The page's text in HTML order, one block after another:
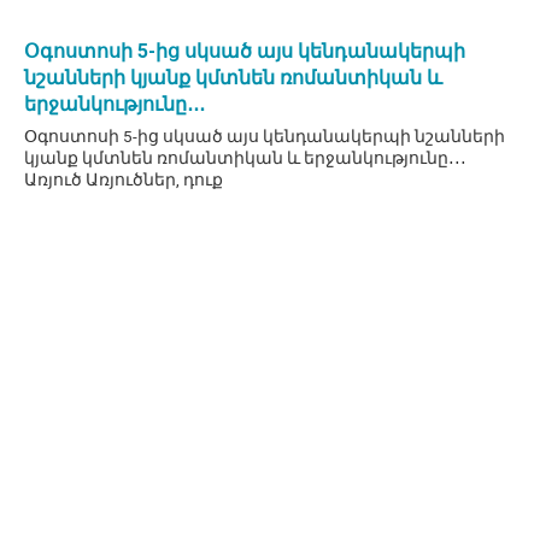
Օգոստոսի 5-ից սկսած այս կենդանակերպի
նշանների կյանք կմտնեն ռոմանտիկան և
երջանկությունը․․․
Օգոստոսի 5-ից սկսած այս կենդանակերպի նշանների
կյանք կմտնեն ռոմանտիկան և երջանկությունը․․․
Առյուծ Առյուծներ, դուք